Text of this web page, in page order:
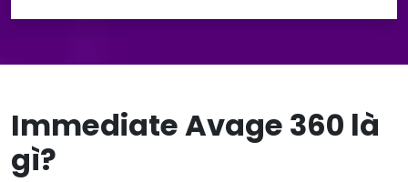
Immediate Avage 360 là
gì?